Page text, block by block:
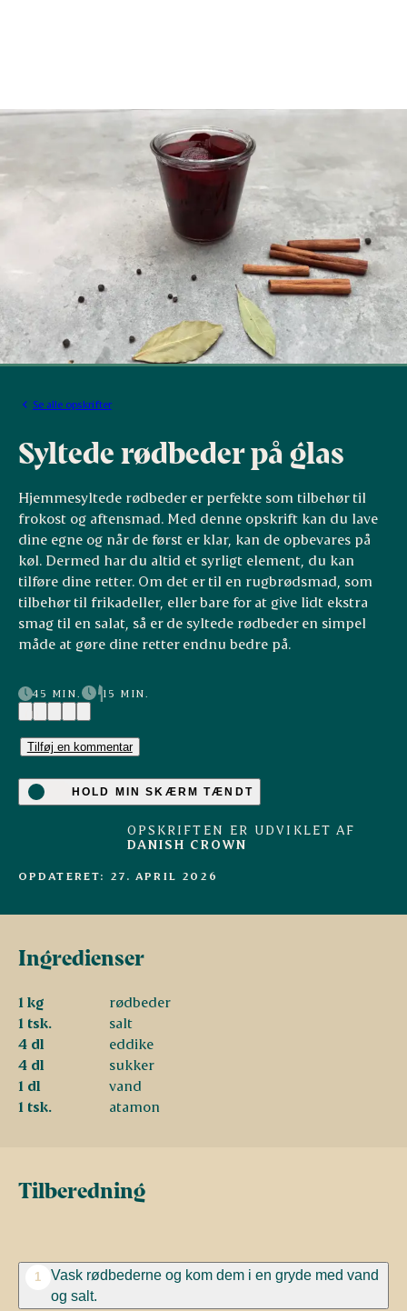
Se alle opskrifter
Syltede rødbeder på glas
Hjemmesyltede rødbeder er perfekte som tilbehør til
frokost og aftensmad. Med denne opskrift kan du lave
dine egne og når de først er klar, kan de opbevares på
køl. Dermed har du altid et syrligt element, du kan
tilføre dine retter. Om det er til en rugbrødsmad, som
tilbehør til frikadeller, eller bare for at give lidt ekstra
smag til en salat, så er de syltede rødbeder en simpel
måde at gøre dine retter endnu bedre på.
45 MIN.
15 MIN.
(1)
Tilføj en kommentar
HOLD MIN SKÆRM TÆNDT
OPSKRIFTEN ER UDVIKLET AF
DANISH CROWN
OPDATERET: 27. APRIL 2026
Ingredienser
1 kg
rødbeder
1 tsk.
salt
4 dl
eddike
4 dl
sukker
1 dl
vand
1 tsk.
atamon
Tilberedning
1
Vask rødbederne og kom dem i en gryde med vand
og salt.